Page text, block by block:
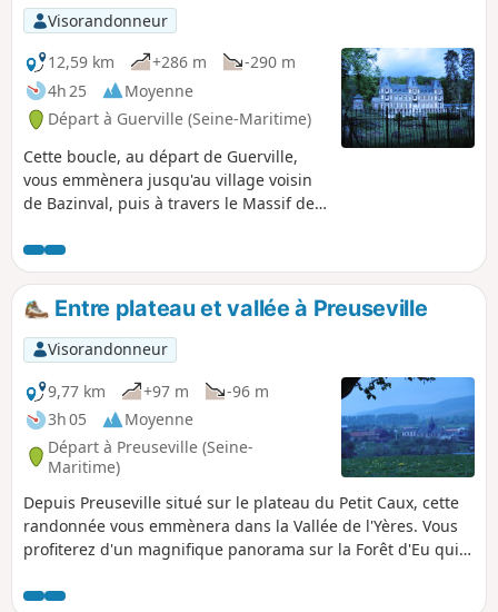
les vestiges du château.
Visorandonneur
12,59 km
+286 m
-290 m
4h 25
Moyenne
Départ à Guerville (Seine-Maritime)
Cette boucle, au départ de Guerville,
vous emmènera jusqu'au village voisin
de Bazinval, puis à travers le Massif de
passerez devant le château de la
Grande Vallée.
Entre plateau et vallée à Preuseville
Visorandonneur
9,77 km
+97 m
-96 m
3h 05
Moyenne
Départ à Preuseville (Seine-
Maritime)
Depuis Preuseville situé sur le plateau du Petit Caux, cette
randonnée vous emmènera dans la Vallée de l'Yères. Vous
profiterez d'un magnifique panorama sur la Forêt d'Eu qui